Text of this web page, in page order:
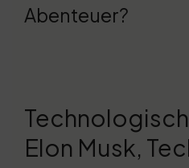
Abenteuer?
Elon Musk,